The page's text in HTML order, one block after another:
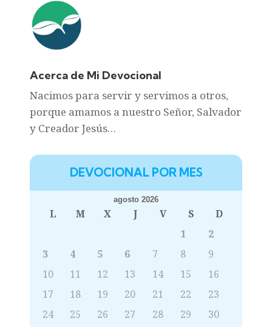
Acerca de Mi Devocional
Nacimos para servir y servimos a otros,
porque amamos a nuestro Señor, Salvador
y Creador Jesús…
DEVOCIONAL POR MES
agosto 2026
L M X J V S
D
1
2
3
4 5 6 7 8
9
10
11 12 13 14 15
16
17
18 19 20 21 22
23
24
25 26 27 28 29
30